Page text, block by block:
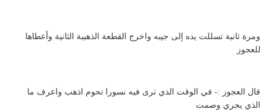
ومرة ثانية تسللت يده إلى جيبه واخرج القطعة الذهبية الثانية وأعطاها
للعجوز
قال العجوز :- في الوقت الذي ترى فيه نسورا تحوم اذهب واعرف ما
الذي يجري وصمت